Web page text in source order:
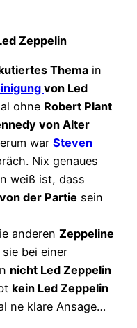
Zeppelin
Thema in
von Led
ohne Robert Plant
von Alter
war Steven
Nix genaues
weiß ist, dass
der Partie sein
anderen Zeppeline
bei einer
nicht Led Zeppelin
kein Led Zeppelin
ne klare Ansage…